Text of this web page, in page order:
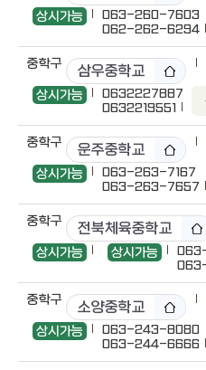
상시가능
063-260-7603
062-262-6294
중학구 삼우중학교
상시가능
0632227887
0632219551
중학구 운주중학교
상시가능
063-263-7167
063-263-7657
중학구 전북체육중학교
상시가능 상시가능
중학구 소양중학교
상시가능
063-243-8080
063-244-6666